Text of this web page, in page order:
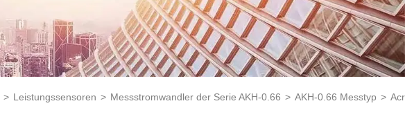
> Leistungssensoren > Messstromwandler der Serie AKH-0.66 > AKH-0.66 Messtyp >